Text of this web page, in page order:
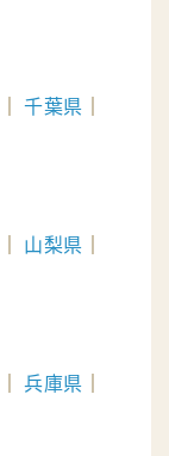
千葉県
山梨県
兵庫県